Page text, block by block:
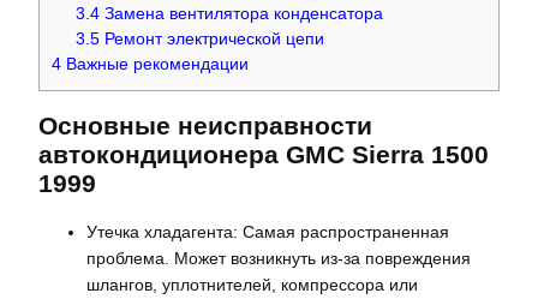
3.4 Замена вентилятора конденсатора
3.5 Ремонт электрической цепи
4 Важные рекомендации
Основные неисправности
автокондиционера GMC Sierra 1500
1999
Утечка хладагента: Самая распространенная
проблема. Может возникнуть из-за повреждения
шлангов, уплотнителей, компрессора или